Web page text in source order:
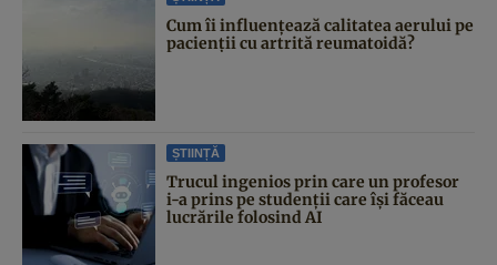
Cum îi influențează calitatea aerului pe
pacienții cu artrită reumatoidă?
ȘTIINȚĂ
Trucul ingenios prin care un profesor
i-a prins pe studenții care își făceau
lucrările folosind AI